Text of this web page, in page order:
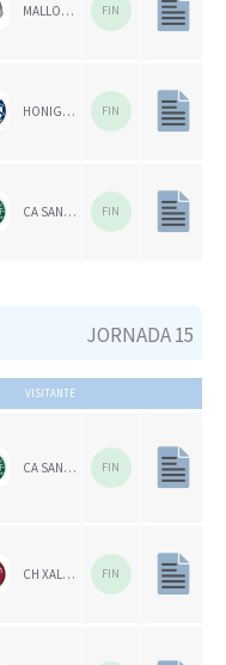
MALLORCA CH FIN
HONIGVÖGEL FIN
CA SAN VICENTE FIN
JORNADA 15
VISITANTE
CA SAN VICENTE FIN
CH XALOC 1993 FIN